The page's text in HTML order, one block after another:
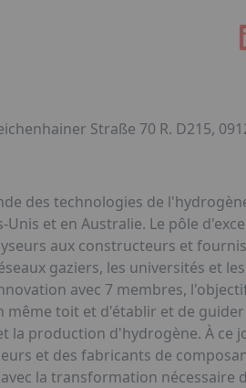
Straße 70 R. D215,
des technologies de
Unis et en Australie. Le pôle
aux constructeurs et
gaziers, les universités et
avec 7 membres,
toit et d'établir et de
la production d'hydrogène. À ce
et des fabricants de
la transformation